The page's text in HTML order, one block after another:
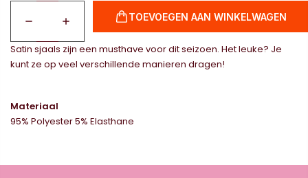
TOEVOEGEN AAN WINKELWAGEN
Satin sjaals zijn een musthave voor dit seizoen. Het leuke? Je
kunt ze op veel verschillende manieren dragen!
Materiaal
95% Polyester 5% Elasthane